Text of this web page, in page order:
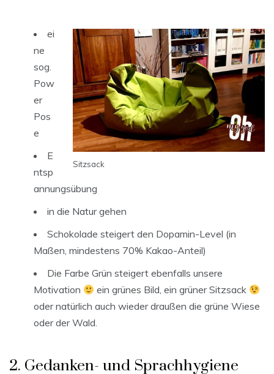
Sitzsack
ei
ne
sog.
Pow
er
Pos
e
E
ntsp
annungsübung
in die Natur gehen
Schokolade steigert den Dopamin-Level (in
Maßen, mindestens 70% Kakao-Anteil)
Die Farbe Grün steigert ebenfalls unsere
Motivation
ein grünes Bild, ein grüner Sitzsack
oder natürlich auch wieder draußen die grüne Wiese
oder der Wald.
2. Gedanken- und Sprachhygiene